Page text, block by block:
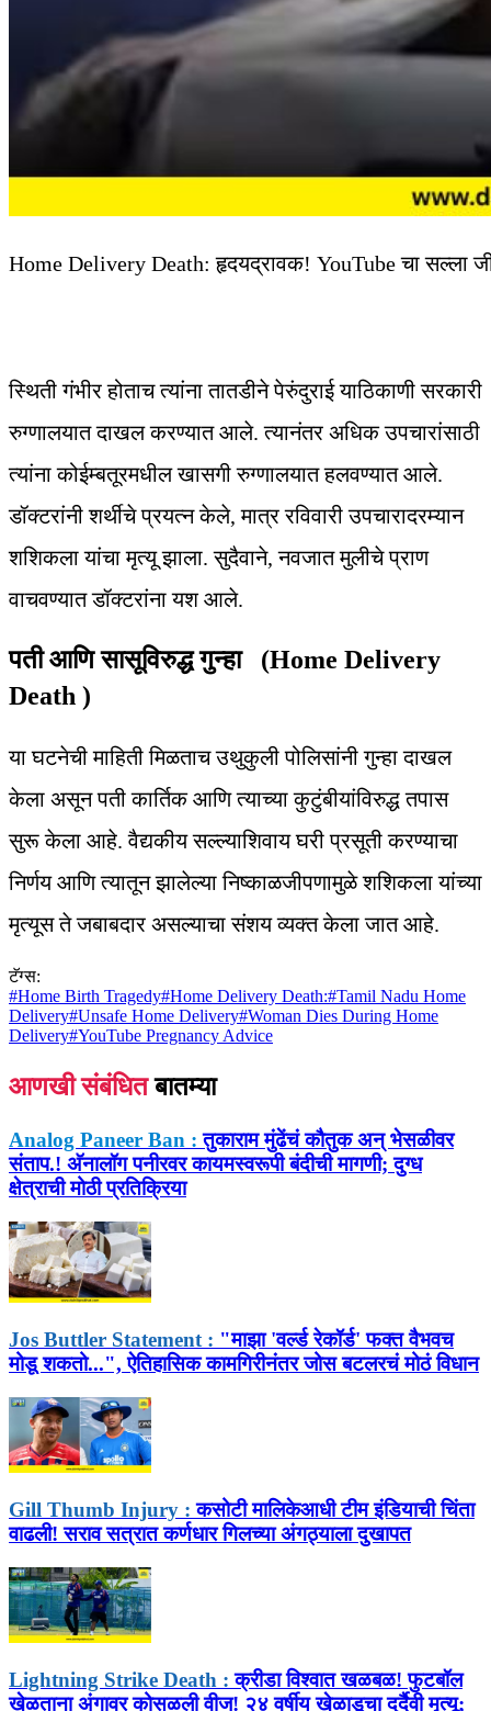
Home Delivery Death: हृदयद्रावक! YouTube चा सल्ला
स्थिती गंभीर होताच त्यांना तातडीने पेरुंदुराई याठिकाणी सरकारी
रुग्णालयात दाखल करण्यात आले. त्यानंतर अधिक उपचारांसाठी
त्यांना कोईम्बतूरमधील खासगी रुग्णालयात हलवण्यात आले.
डॉक्टरांनी शर्थीचे प्रयत्न केले, मात्र रविवारी उपचारादरम्यान
शशिकला यांचा मृत्यू झाला. सुदैवाने, नवजात मुलीचे प्राण
वाचवण्यात डॉक्टरांना यश आले.
पती आणि सासूविरुद्ध गुन्हा (Home Delivery
Death )
या घटनेची माहिती मिळताच उथुकुली पोलिसांनी गुन्हा दाखल
केला असून पती कार्तिक आणि त्याच्या कुटुंबीयांविरुद्ध तपास
सुरू केला आहे. वैद्यकीय सल्ल्याशिवाय घरी प्रसूती करण्याचा
निर्णय आणि त्यातून झालेल्या निष्काळजीपणामुळे शशिकला यांच्या
मृत्यूस ते जबाबदार असल्याचा संशय व्यक्त केला जात आहे.
टॅग्स:
#Home Birth Tragedy#Home Delivery Death:#Tamil Nadu Home
Delivery#Unsafe Home Delivery#Woman Dies During Home
Delivery#YouTube Pregnancy Advice
आणखी संबंधित बातम्या
Analog Paneer Ban : तुकाराम मुंढेंचं कौतुक अन् भेसळीवर
संताप.! अ‍ॅनालॉग पनीरवर कायमस्वरूपी बंदीची मागणी; दुग्ध
क्षेत्राची मोठी प्रतिक्रिया
Jos Buttler Statement : "माझा 'वर्ल्ड रेकॉर्ड' फक्त वैभवच
मोडू शकतो...", ऐतिहासिक कामगिरीनंतर जोस बटलरचं मोठं विधान
Gill Thumb Injury : कसोटी मालिकेआधी टीम इंडियाची चिंता
वाढली! सराव सत्रात कर्णधार गिलच्या अंगठ्याला दुखापत
Lightning Strike Death : क्रीडा विश्वात खळबळ! फुटबॉल
खेळताना अंगावर कोसळली वीज! २४ वर्षीय खेळाडूचा दुर्दैवी मृत्यू;